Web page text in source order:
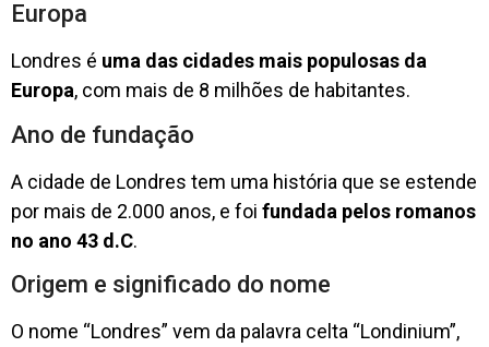
Europa
Londres é uma das cidades mais populosas da
Europa, com mais de 8 milhões de habitantes.
Ano de fundação
A cidade de Londres tem uma história que se estende
por mais de 2.000 anos, e foi fundada pelos romanos
no ano 43 d.C.
Origem e significado do nome
O nome “Londres” vem da palavra celta “Londinium”,